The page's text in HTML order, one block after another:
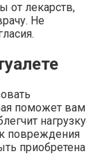
от лекарств,
Не
поможет вам
нагрузку
повреждения
приобретена